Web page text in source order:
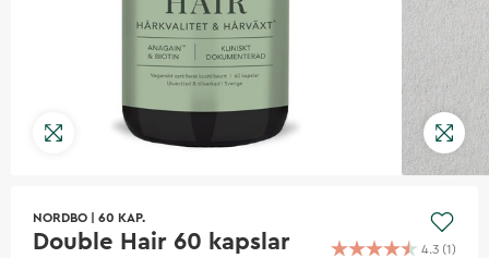
NORDBO 60 KAP.
Double Hair 60 kapslar 4.3 (1 )